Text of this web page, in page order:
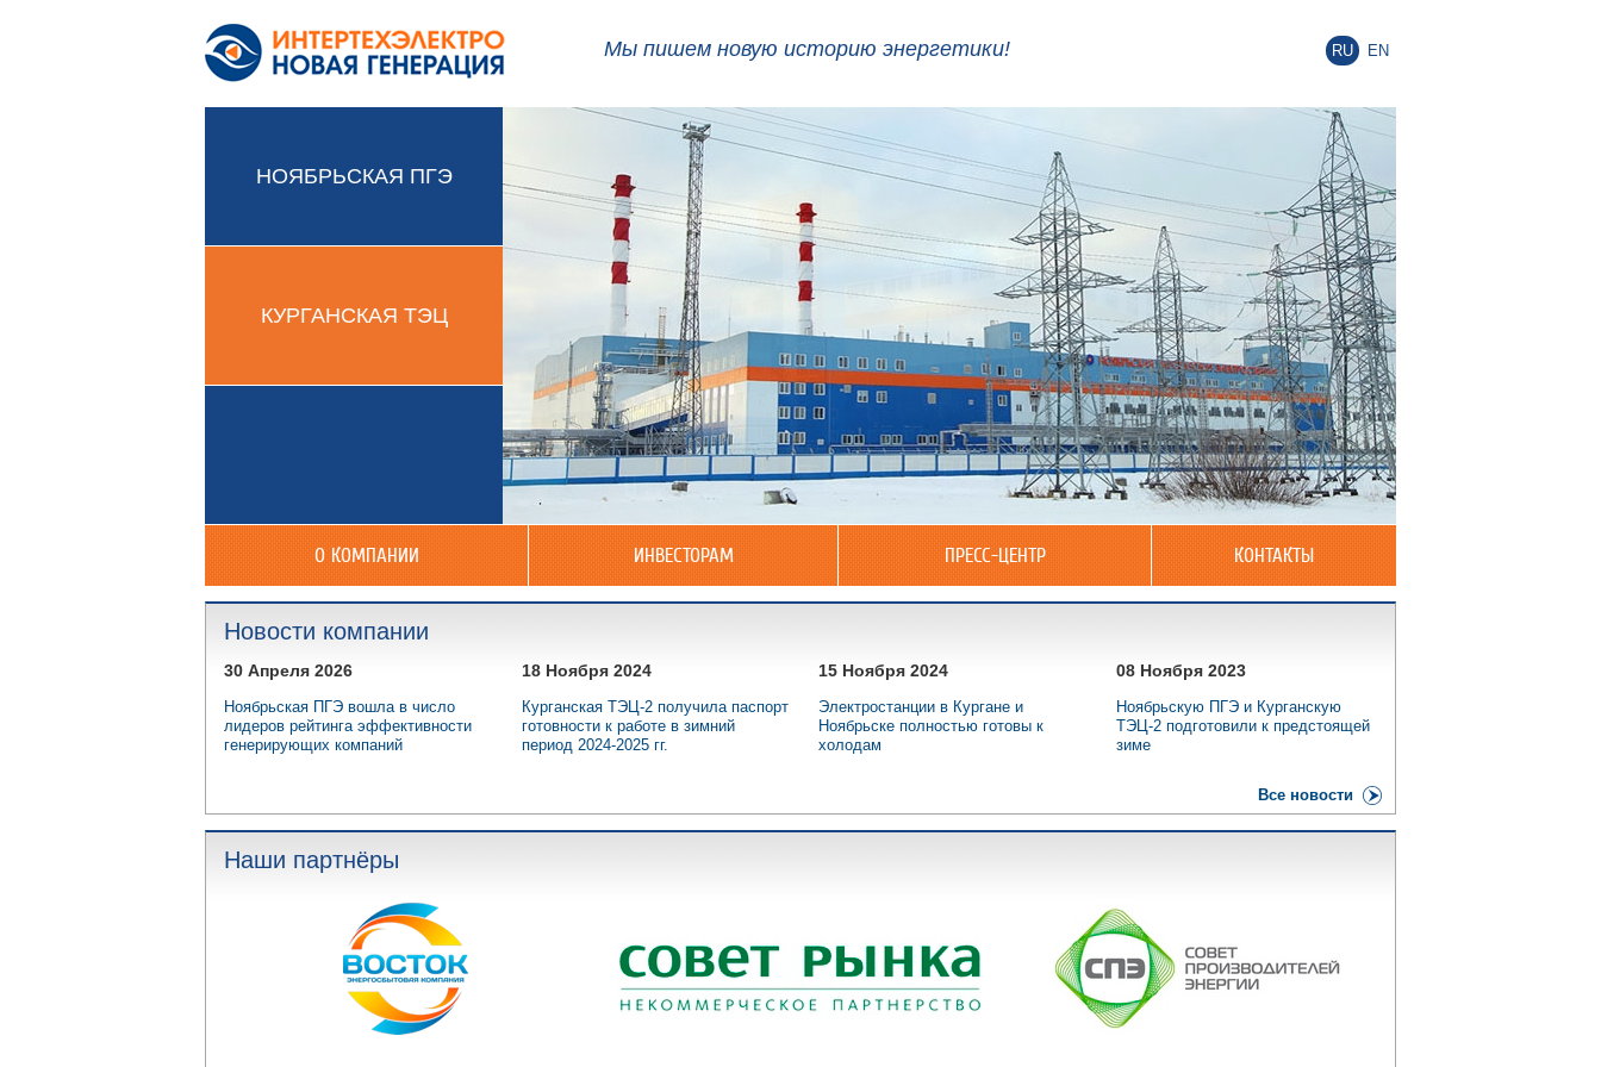
Мы пишем новую историю энергетики! RU EN
НОЯБРЬСКАЯ ПГЭ
КУРГАНСКАЯ ТЭЦ
О КОМПАНИИ ИНВЕСТОРАМ ПРЕСС-ЦЕНТР КОНТАКТЫ
Новости компании
30 Апреля 2026
Ноябрьская ПГЭ вошла в число
лидеров рейтинга эффективности
генерирующих компаний
18 Ноября 2024
Курганская ТЭЦ-2 получила паспорт
готовности к работе в зимний
период 2024-2025 гг.
15 Ноября 2024
Электростанции в Кургане и
Ноябрьске полностью готовы к
холодам
08 Ноября 2023
Ноябрьскую ПГЭ и Курганскую
ТЭЦ-2 подготовили к предстоящей
зиме
Все новости
Наши партнёры